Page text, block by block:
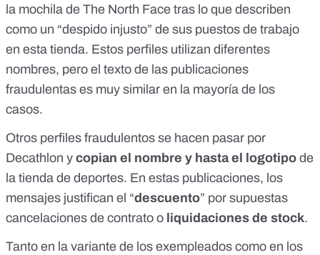
la mochila de The North Face tras lo que describen
como un “despido injusto” de sus puestos de trabajo
en esta tienda. Estos perfiles utilizan diferentes
nombres, pero el texto de las publicaciones
fraudulentas es muy similar en la mayoría de los
casos.
Otros perfiles fraudulentos se hacen pasar por
Decathlon y copian el nombre y hasta el logotipo de
la tienda de deportes. En estas publicaciones, los
mensajes justifican el “descuento” por supuestas
cancelaciones de contrato o liquidaciones de stock.
Tanto en la variante de los exempleados como en los